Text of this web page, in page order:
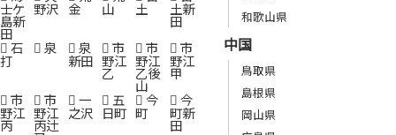
士ケ
島新
田
野沢 金 山 土 土新
田
石
打
泉 泉
新田
市
野江
乙
市
野江
乙後
山
市
野江
甲
市
野江
丙
市
野江
丙辻
一
之沢
五
日町
今
町
今
町新
田
和歌山県
中国
鳥取県
島根県
岡山県